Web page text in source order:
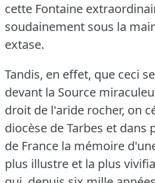
cette Fontaine
soudainement sous la
extase.
Tandis, en effet, que ceci
devant la Source
droit de l'aride rocher, on
diocèse de Tarbes et dans
de France la mémoire
plus illustre et la plus